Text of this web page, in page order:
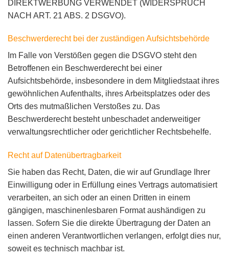
DIREKTWERBUNG VERWENDET (WIDERSPRUCH
NACH ART. 21 ABS. 2 DSGVO).
Beschwerde­recht bei der zuständigen Aufsichts­behörde
Im Falle von Verstößen gegen die DSGVO steht den
Betroffenen ein Beschwerderecht bei einer
Aufsichtsbehörde, insbesondere in dem Mitgliedstaat ihres
gewöhnlichen Aufenthalts, ihres Arbeitsplatzes oder des
Orts des mutmaßlichen Verstoßes zu. Das
Beschwerderecht besteht unbeschadet anderweitiger
verwaltungsrechtlicher oder gerichtlicher Rechtsbehelfe.
Recht auf Daten­übertrag­barkeit
Sie haben das Recht, Daten, die wir auf Grundlage Ihrer
Einwilligung oder in Erfüllung eines Vertrags automatisiert
verarbeiten, an sich oder an einen Dritten in einem
gängigen, maschinenlesbaren Format aushändigen zu
lassen. Sofern Sie die direkte Übertragung der Daten an
einen anderen Verantwortlichen verlangen, erfolgt dies nur,
soweit es technisch machbar ist.